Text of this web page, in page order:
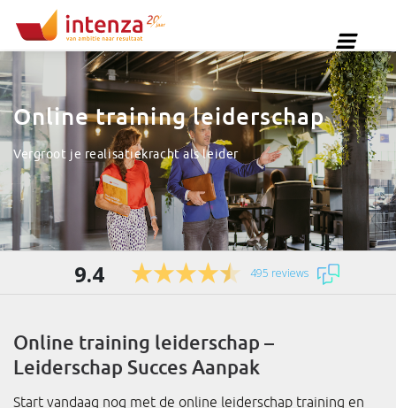
Online training leiderschap
Vergroot je realisatiekracht als leider
9.4 495 reviews
Online training leiderschap –
Leiderschap Succes Aanpak
Start vandaag nog met de online leiderschap training en